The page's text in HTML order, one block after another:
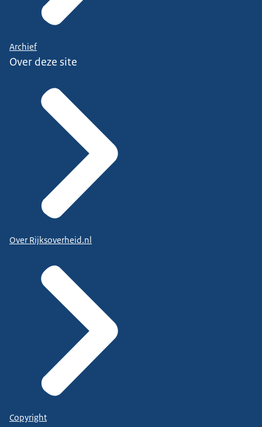
Archief
Over deze site
Over Rijksoverheid.nl
Copyright